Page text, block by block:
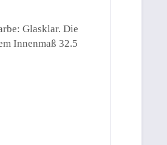
Glasklar. Die
Innenmaß 32.5